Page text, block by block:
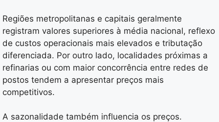
Regiões metropolitanas e capitais geralmente
registram valores superiores à média nacional, reflexo
de custos operacionais mais elevados e tributação
diferenciada. Por outro lado, localidades próximas a
refinarias ou com maior concorrência entre redes de
postos tendem a apresentar preços mais
competitivos.
A sazonalidade também influencia os preços.